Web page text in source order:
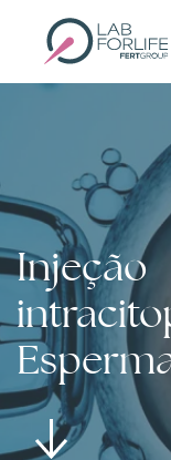
Skip
to
content
Injeção